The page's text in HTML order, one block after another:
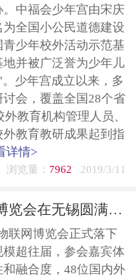
中福会少年宫由宋庆
全国小公民道德建设
少年校外活动示范基
并被广泛誉为少年儿
少年宫成立以来，多
会，覆盖全国28个省
教育机构管理人员、
教育教研成果起到指
详情>
浏览量： 7962 2019/3/11
2018世界物联网博览会在无锡圆满落幕
联网博览会正式落下
超往届，参会嘉宾体
融合度，48位国内外